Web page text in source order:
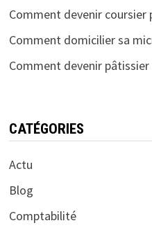
Comment devenir coursier
Comment domicilier sa
Comment devenir
CATÉGORIES
Actu
Blog
Comptabilité